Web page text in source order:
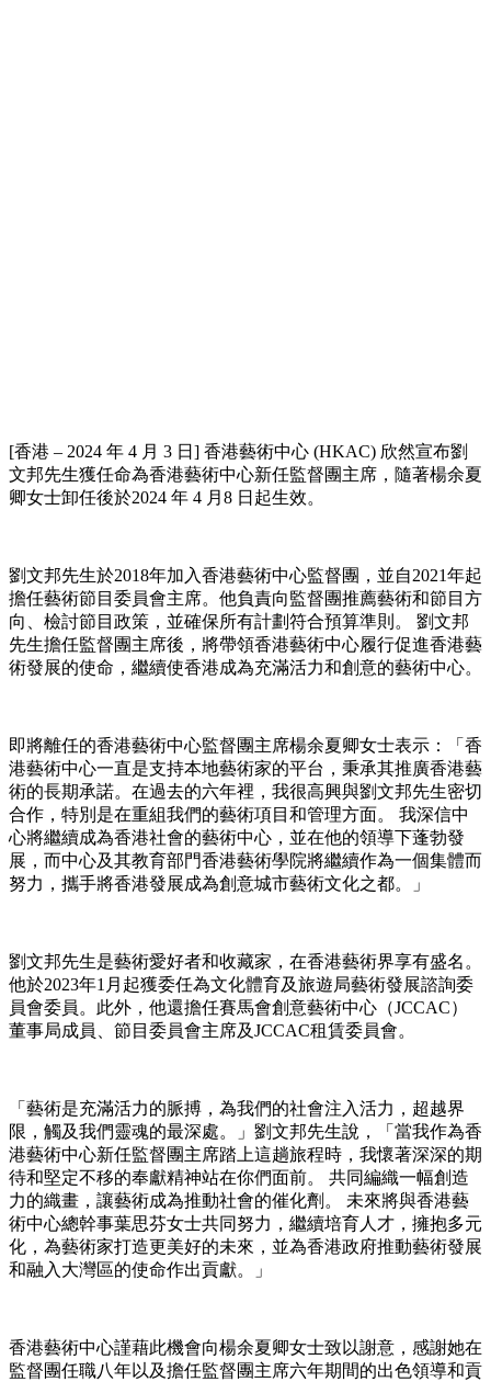
[香港 – 2024 年 4 月 3 日] 香港藝術中心 (HKAC) 欣然宣布劉
文邦先生獲任命為香港藝術中心新任監督團主席，隨著楊余夏
卿女士卸任後於2024 年 4 月8 日起生效。
劉文邦先生於2018年加入香港藝術中心監督團，並自2021年起
擔任藝術節目委員會主席。他負責向監督團推薦藝術和節目方
向、檢討節目政策，並確保所有計劃符合預算準則。 劉文邦
先生擔任監督團主席後，將帶領香港藝術中心履行促進香港藝
術發展的使命，繼續使香港成為充滿活力和創意的藝術中心。
即將離任的香港藝術中心監督團主席楊余夏卿女士表示：「香
港藝術中心一直是支持本地藝術家的平台，秉承其推廣香港藝
術的長期承諾。在過去的六年裡，我很高興與劉文邦先生密切
合作，特別是在重組我們的藝術項目和管理方面。 我深信中
心將繼續成為香港社會的藝術中心，並在他的領導下蓬勃發
展，而中心及其教育部門香港藝術學院將繼續作為一個集體而
努力，攜手將香港發展成為創意城市藝術文化之都。」
劉文邦先生是藝術愛好者和收藏家，在香港藝術界享有盛名。
他於2023年1月起獲委任為文化體育及旅遊局藝術發展諮詢委
員會委員。此外，他還擔任賽馬會創意藝術中心（JCCAC）
董事局成員、節目委員會主席及JCCAC租賃委員會。
「藝術是充滿活力的脈搏，為我們的社會注入活力，超越界
限，觸及我們靈魂的最深處。」劉文邦先生說，「當我作為香
港藝術中心新任監督團主席踏上這趟旅程時，我懷著深深的期
待和堅定不移的奉獻精神站在你們面前。 共同編織一幅創造
力的織畫，讓藝術成為推動社會的催化劑。 未來將與香港藝
術中心總幹事葉思芬女士共同努力，繼續培育人才，擁抱多元
化，為藝術家打造更美好的未來，並為香港政府推動藝術發展
和融入大灣區的使命作出貢獻。」
香港藝術中心謹藉此機會向楊余夏卿女士致以謝意，感謝她在
監督團任職八年以及擔任監督團主席六年期間的出色領導和貢